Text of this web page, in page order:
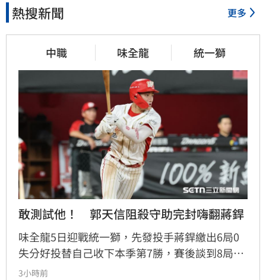
熱搜新聞 更多
中職 味全龍 統一獅
敢測試他！　郭天信阻殺守助完封嗨翻蔣銲
味全龍5日迎戰統一獅，先發投手蔣銲繳出6局0
失分好投替自己收下本季第7勝，賽後談到8局上
郭天信的關鍵阻殺替味全守住完封勝，蔣銲也直
3小時前